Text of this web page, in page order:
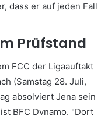
dass er auf jeden Fall
Prüfstand
FCC der Ligaauftakt
(Samstag 28. Juli,
absolviert Jena sein
BFC Dynamo. "Dort